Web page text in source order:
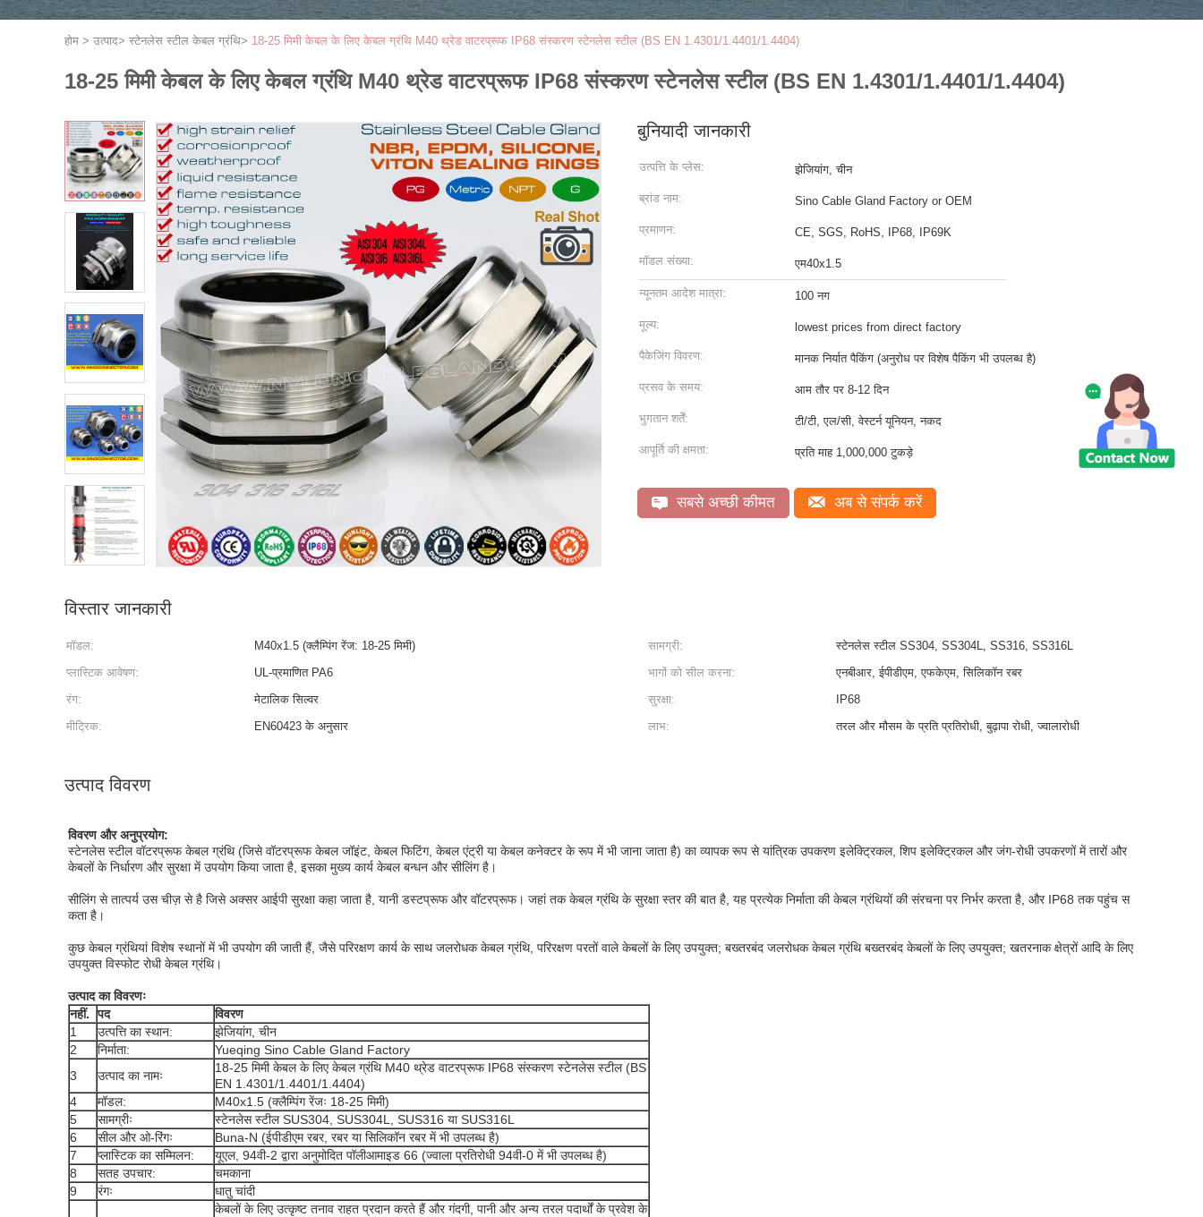
होम > उत्पाद> स्टेनलेस स्टील केबल ग्रंथि> 18-25 मिमी केबल के लिए केबल ग्रंथि M40 थ्रेड वाटरप्रूफ IP68 संस्करण स्टेनलेस स्टील (BS EN 1.4301/1.4401/1.4404)
18-25 मिमी केबल के लिए केबल ग्रंथि M40 थ्रेड वाटरप्रूफ IP68 संस्करण स्टेनलेस स्टील (BS EN 1.4301/1.4401/1.4404)
बुनियादी जानकारी
उत्पत्ति के प्लेस: झेजियांग, चीन
ब्रांड नाम: Sino Cable Gland Factory or OEM
प्रमाणन: CE, SGS, RoHS, IP68, IP69K
मॉडल संख्या: एम40x1.5
न्यूनतम आदेश मात्रा: 100 नग
मूल्य: lowest prices from direct factory
पैकेजिंग विवरण: मानक निर्यात पैकिंग (अनुरोध पर विशेष पैकिंग भी उपलब्ध है)
प्रसव के समय: आम तौर पर 8-12 दिन
भुगतान शर्तें: टी/टी, एल/सी, वेस्टर्न यूनियन, नकद
आपूर्ति की क्षमता: प्रति माह 1,000,000 टुकड़े
सबसे अच्छी कीमत अब से संपर्क करें
विस्तार जानकारी
मॉडल: M40x1.5 (क्लैम्पिंग रेंज: 18-25 मिमी) सामग्री:
स्टेनलेस स्टील SS304, SS304L, SS316, SS316L
प्लास्टिक आवेषण:
UL-प्रमाणित PA6 भागों को सील करना:
एनबीआर, ईपीडीएम, एफकेएम, सिलिकॉन रबर
रंग:
मेटालिक सिल्वर सुरक्षा:
IP68
मीट्रिक:
EN60423 के अनुसार लाभ: तरल और मौसम के प्रति प्रतिरोधी, बुढ़ापा रोधी, ज्वालारोधी
उत्पाद विवरण
विवरण और अनुप्रयोग:
स्टेनलेस स्टील वॉटरप्रूफ केबल ग्रंथि (जिसे वॉटरप्रूफ केबल जॉइंट, केबल फिटिंग, केबल एंट्री या केबल कनेक्टर के रूप में भी जाना जाता है) का व्यापक रूप से यांत्रिक उपकरण इलेक्ट्रिकल, शिप इलेक्ट्रिकल और जंग-रोधी उपकरणों में तारों और
केबलों के निर्धारण और सुरक्षा में उपयोग किया जाता है, इसका मुख्य कार्य केबल बन्धन और सीलिंग है।
सीलिंग से तात्पर्य उस चीज़ से है जिसे अक्सर आईपी सुरक्षा कहा जाता है, यानी डस्टप्रूफ और वॉटरप्रूफ। जहां तक केबल ग्रंथि के सुरक्षा स्तर की बात है, यह प्रत्येक निर्माता की केबल ग्रंथियों की संरचना पर निर्भर करता है, और IP68 तक पहुंच स
कता है।
कुछ केबल ग्रंथियां विशेष स्थानों में भी उपयोग की जाती हैं, जैसे परिरक्षण कार्य के साथ जलरोधक केबल ग्रंथि, परिरक्षण परतों वाले केबलों के लिए उपयुक्त; बख्तरबंद जलरोधक केबल ग्रंथि बख्तरबंद केबलों के लिए उपयुक्त; खतरनाक क्षेत्रों आदि के लिए
उपयुक्त विस्फोट रोधी केबल ग्रंथि।
उत्पाद का विवरणः
नहीं.
पद
विवरण
1
उत्पत्ति का स्थान:
झेजियांग, चीन
2
निर्माता:
Yueqing Sino Cable Gland Factory
3
उत्पाद का नामः
18-25 मिमी केबल के लिए केबल ग्रंथि M40 थ्रेड वाटरप्रूफ IP68 संस्करण स्टेनलेस स्टील (BS
EN 1.4301/1.4401/1.4404)
4
मॉडल:
M40x1.5 (क्लैम्पिंग रेंजः 18-25 मिमी)
5
सामग्रीः
स्टेनलेस स्टील SUS304, SUS304L, SUS316 या SUS316L
6
सील और ओ-रिंगः
Buna-N (ईपीडीएम रबर, रबर या सिलिकॉन रबर में भी उपलब्ध है)
7
प्लास्टिक का सम्मिलन:
यूएल, 94वी-2 द्वारा अनुमोदित पॉलीआमाइड 66 (ज्वाला प्रतिरोधी 94वी-0 में भी उपलब्ध है)
8
सतह उपचार:
चमकाना
9
रंगः धातु चांदी
केबलों के लिए उत्कृष्ट तनाव राहत प्रदान करते हैं और गंदगी, पानी और अन्य तरल पदार्थों के प्रवेश के